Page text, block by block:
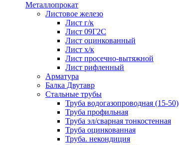
Металлопрокат
Листовое железо
Лист г/к
Лист 09Г2С
Лист оцинкованный
Лист х/к
Лист просечно-вытяжной
Лист рифленный
Арматура
Балка Двутавр
Стальные трубы
Труба водогазопроводная (15-50)
Труба профильная
Труба эл/сварная тонкостенная
Труба оцинкованная
Труба. некондиция